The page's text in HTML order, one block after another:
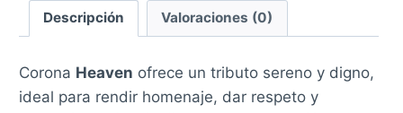
Descripción Valoraciones (0)
Corona Heaven ofrece un tributo sereno y digno,
ideal para rendir homenaje, dar respeto y